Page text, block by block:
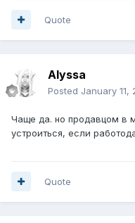
Quote
Alyssa
Posted January 11,
Чаще да. но продавцом в
устроиться, если
Quote